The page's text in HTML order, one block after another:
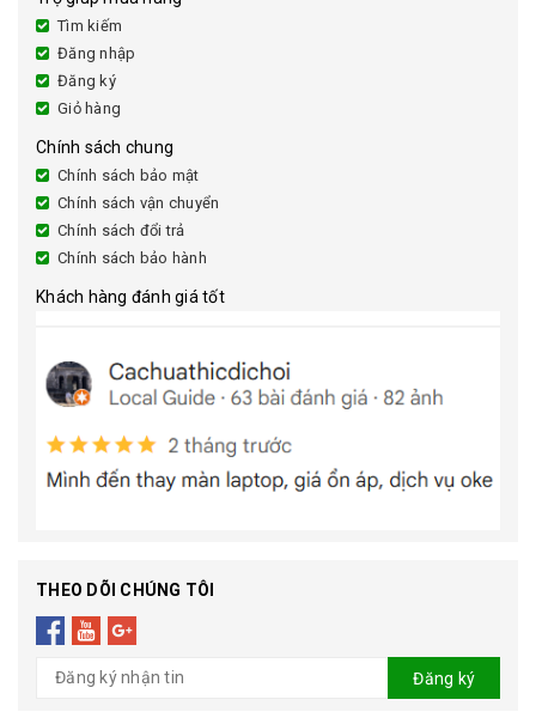
Tìm kiếm
Đăng nhập
Đăng ký
Giỏ hàng
Chính sách chung
Chính sách bảo mật
Chính sách vận chuyển
Chính sách đổi trả
Chính sách bảo hành
Khách hàng đánh giá tốt
THEO DÕI CHÚNG TÔI
Đăng ký